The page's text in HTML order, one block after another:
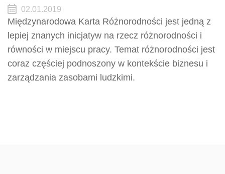
02.01.2019
Międzynarodowa Karta Różnorodności jest jedną z
lepiej znanych inicjatyw na rzecz różnorodności i
równości w miejscu pracy. Temat różnorodności jest
coraz częściej podnoszony w kontekście biznesu i
zarządzania zasobami ludzkimi.